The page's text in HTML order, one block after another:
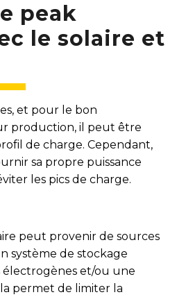
peak
le solaire et
et pour le bon
production, il peut être
de charge. Cependant,
sa propre puissance
les pics de charge.
peut provenir de sources
système de stockage
électrogènes et/ou une
permet de limiter la